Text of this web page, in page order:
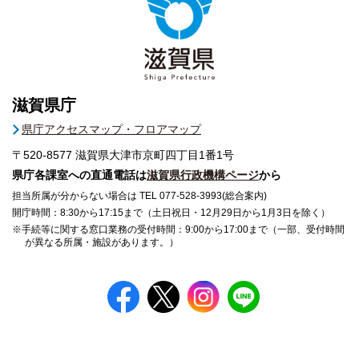
滋賀県庁
県庁アクセスマップ・フロアマップ
〒520-8577 滋賀県大津市京町四丁目1番1号
県庁各課室への直通電話は滋賀県行政機構ページから
担当所属が分からない場合は TEL 077-528-3993(総合案内)
開庁時間：8:30から17:15まで（土日祝日・12月29日から1月3日を除く）
※手続等に関する窓口業務の受付時間：9:00から17:00まで（一部、受付時間
が異なる所属・施設があります。）